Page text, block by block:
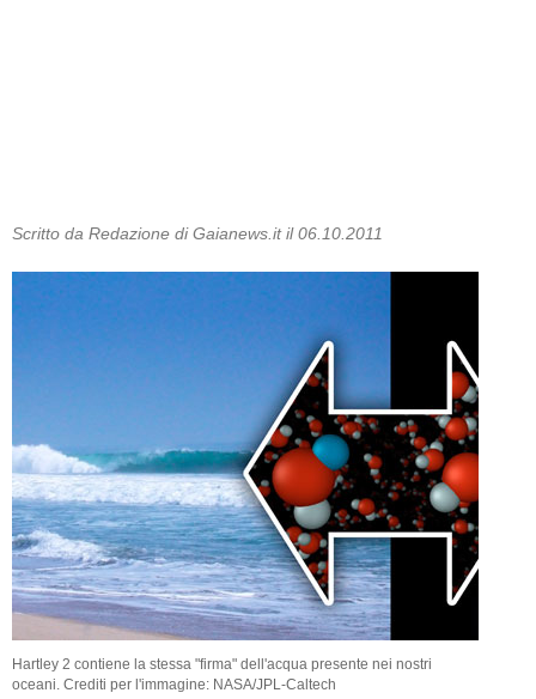
Scritto da Redazione di Gaianews.it il 06.10.2011
Hartley 2 contiene la stessa "firma" dell'acqua presente nei nostri
oceani. Crediti per l'immagine: NASA/JPL-Caltech